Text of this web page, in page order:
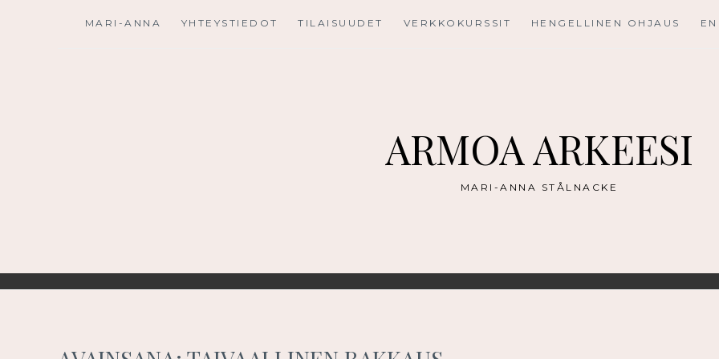
MARI-ANNA YHTEYSTIEDOT TILAISUUDET VERKKOKURSSIT HENGELLINEN OHJAUS
ARMOA ARKEESI
MARI-ANNA STÅLNACKE